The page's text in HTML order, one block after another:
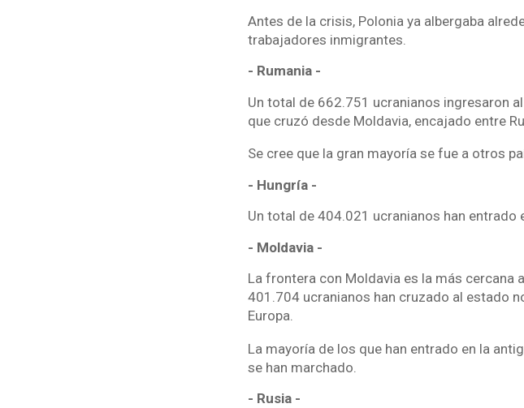
Antes de la crisis, Polonia ya albergaba
trabajadores inmigrantes.
- Rumania -
Un total de 662.751 ucranianos ingresaron
que cruzó desde Moldavia, encajado entre
Se cree que la gran mayoría se fue a otros
- Hungría -
Un total de 404.021 ucranianos han entrado
- Moldavia -
La frontera con Moldavia es la más cercana
401.704 ucranianos han cruzado al estado
Europa.
La mayoría de los que han entrado en la
se han marchado.
- Rusia -